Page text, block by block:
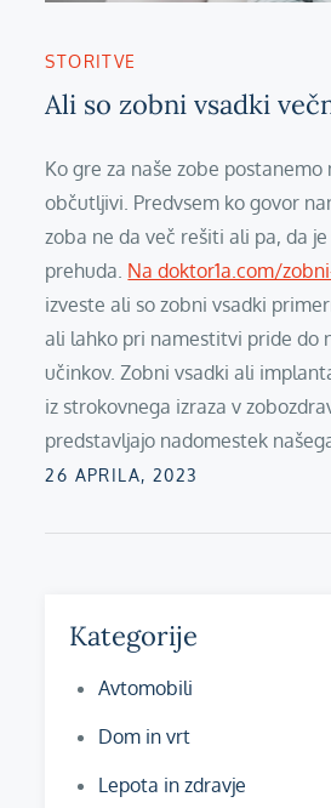
STORITVE
Ali so zobni vsadki
Ko gre za naše zobe
občutljivi. Predvsem ko govor
zoba ne da več rešiti ali pa, da
prehuda. Na doktor1a.com/
izveste ali so zobni vsadki
ali lahko pri namestitvi pride do
učinkov. Zobni vsadki ali
iz strokovnega izraza v
predstavljajo nadomestek
Posted
26 APRILA, 2023
Kategorije
Avtomobili
Dom in vrt
Lepota in zdravje